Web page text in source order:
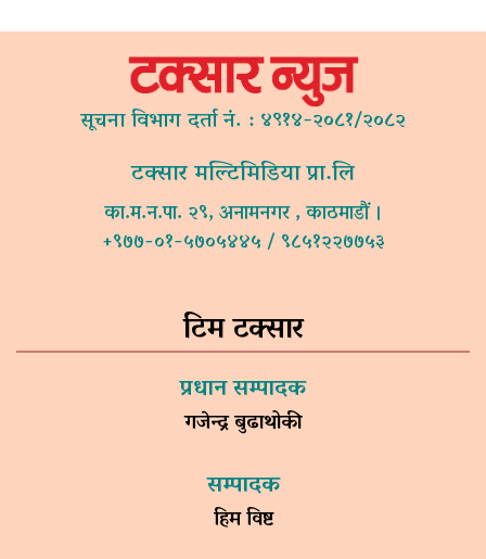
सूचना विभाग दर्ता नं. : ४९१४-२०८१/२०८२
टक्सार मल्टिमिडिया प्रा.लि
का.म.न.पा. २९, अनामनगर , काठमाडौं ।
+९७७-०१-५७०५४४५ / ९८५१२२७७५३
टिम टक्सार
प्रधान सम्पादक
गजेन्द्र बुढाथोकी
सम्पादक
हिम विष्ट